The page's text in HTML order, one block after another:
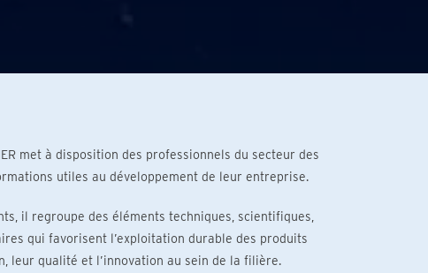
met à disposition des professionnels du secteur des
utiles au développement de leur entreprise.
il regroupe des éléments techniques, scientifiques,
qui favorisent l’exploitation durable des produits
leur qualité et l’innovation au sein de la filière.